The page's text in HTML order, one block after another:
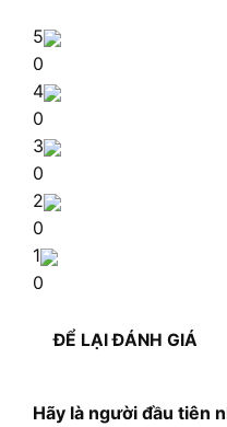
5
0
4
0
3
0
2
0
1
0
ĐỂ LẠI ĐÁNH GIÁ
Hãy là người đầu tiên